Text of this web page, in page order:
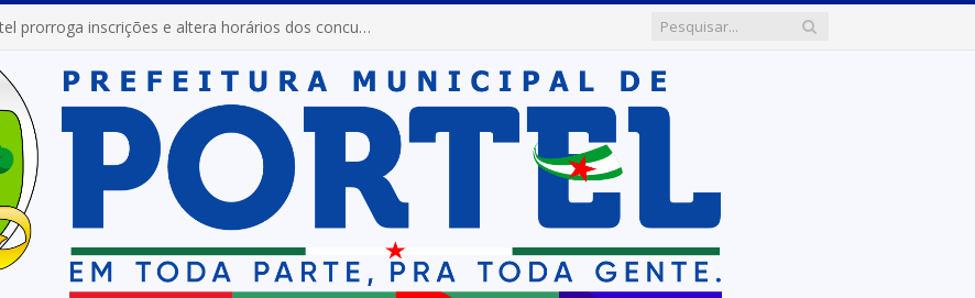
Prefeitura de Portel prorroga inscrições e altera horários dos concursos “Musa” e “Miss Mix Verão 2026”